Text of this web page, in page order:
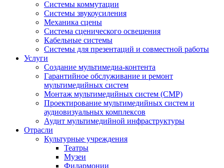
Системы коммутации
Системы звукоусиления
Механика сцены
Система сценического освещения
Кабельные системы
Системы для презентаций и совместной работы
Услуги
Создание мультимедиа-контента
Гарантийное обслуживание и ремонт
мультимедийных систем
Монтаж мультимедийных систем (СМР)
Проектирование мультимедийных систем и
аудиовизуальных комплексов
Аудит мультимедийной инфраструктуры
Отрасли
Культурные учреждения
Театры
Музеи
Филармонии